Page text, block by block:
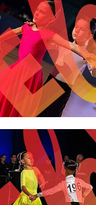
2,00 €